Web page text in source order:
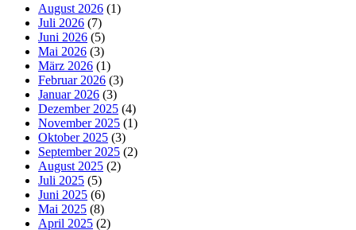
August 2026 (1)
Juli 2026 (7)
Juni 2026 (5)
Mai 2026 (3)
März 2026 (1)
Februar 2026 (3)
Januar 2026 (3)
Dezember 2025 (4)
November 2025 (1)
Oktober 2025 (3)
September 2025 (2)
August 2025 (2)
Juli 2025 (5)
Juni 2025 (6)
Mai 2025 (8)
April 2025 (2)